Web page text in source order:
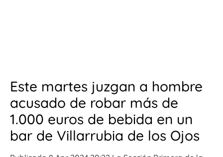
Este martes juzgan a hombre
acusado de robar más de
1.000 euros de bebida en un
bar de Villarrubia de los Ojos